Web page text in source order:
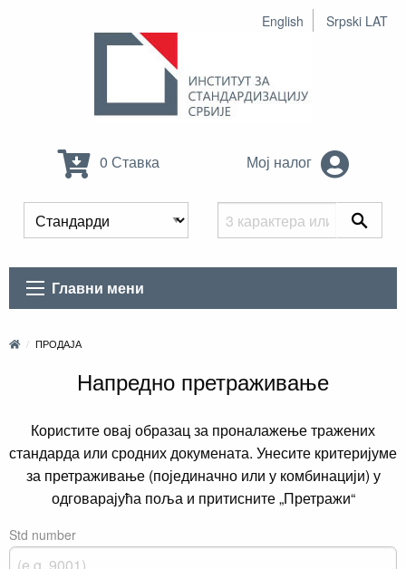
English Srpski LAT
0 Ставка Мој налог
Главни мени
ПРОДАЈА
Напредно претраживање
Користите овај образац за проналажење тражених
стандарда или сродних докумената. Унесите критеријуме
за претраживање (појединачно или у комбинацији) у
одговарајућа поља и притисните „Претражи“
Std number